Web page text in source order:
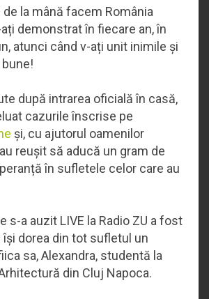
de la mână facem România
demonstrat în fiecare an, în
atunci când v-ați unit inimile și
după intrarea oficială în casă,
cazurile înscrise pe
și, cu ajutorul oamenilor
reușit să aducă un gram de
în sufletele celor care au
s-a auzit LIVE la Radio ZU a fost
își dorea din tot sufletul un
sa, Alexandra, studentă la
din Cluj Napoca.